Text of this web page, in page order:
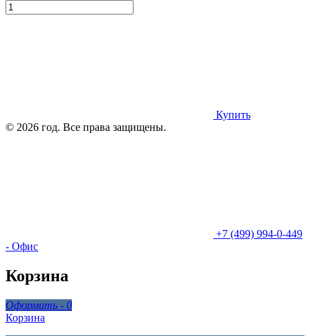
Купить
© 2026 год. Все права защищены.
+7 (499) 994-0-449
- Офис
Корзина
Оформить - 0
Корзина